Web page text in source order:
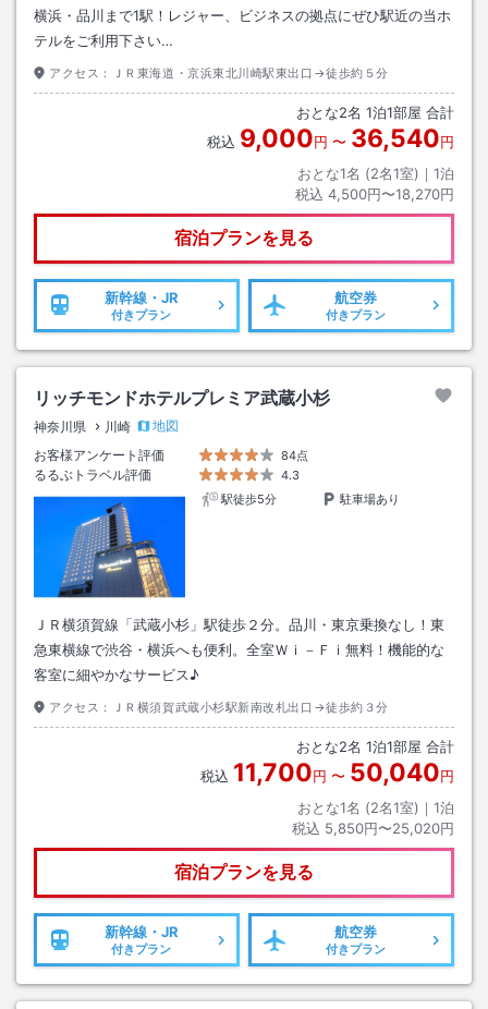
横浜・品川まで1駅！レジャー、ビジネスの拠点にぜひ駅近の当ホ
テルをご利用下さい…
アクセス： ＪＲ東海道・京浜東北川崎駅東出口→徒歩約５分
おとな2名 1泊1部屋 合計
税込 9,000円 〜 36,540円
おとな1名 (2名1室)｜ 1泊
税込 4,500円〜18,270円
宿泊プランを見る
新幹線・JR
付きプラン
航空券
付きプラン
リッチモンドホテルプレミア武蔵小杉
神奈川県 川崎
地図
お客様アンケート評価
84点
るるぶトラベル評価
4.3
駅徒歩5分
駐車場あり
ＪＲ横須賀線「武蔵小杉」駅徒歩２分。品川・東京乗換なし！東
急東横線で渋谷・横浜へも便利。全室Ｗｉ－Ｆｉ無料！機能的な
客室に細やかなサービス♪
アクセス： ＪＲ横須賀武蔵小杉駅新南改札出口→徒歩約３分
おとな2名 1泊1部屋 合計
税込 11,700円 〜 50,040円
おとな1名 (2名1室)｜ 1泊
税込 5,850円〜25,020円
宿泊プランを見る
新幹線・JR
付きプラン
航空券
付きプラン